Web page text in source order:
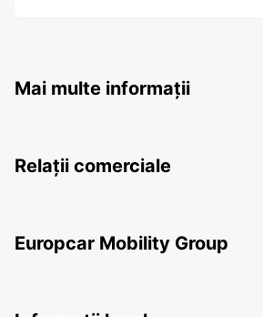
Mai multe informații
Relații comerciale
Europcar Mobility Group